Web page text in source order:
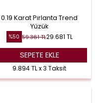
0.19 Karat Pırlanta Trend
Yüzük
%50 59.361TL29.681 TL
SEPETE EKLE
9.894 TL x 3 Taksit